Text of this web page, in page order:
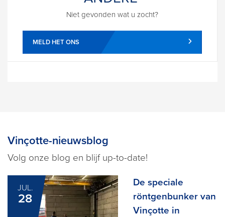
Niet gevonden wat u zocht?
MELD HET ONS
Vinçotte-nieuwsblog
Volg onze blog en blijf up-to-date!
JUL.
28
De speciale
röntgenbunker van
Vinçotte in